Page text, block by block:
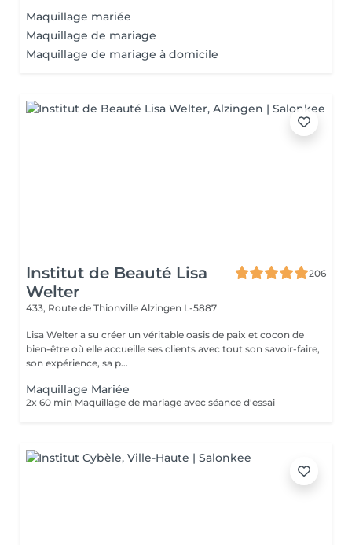
Maquillage mariée
Maquillage de mariage
Maquillage de mariage à domicile
Institut de Beauté Lisa
Welter
206
433, Route de Thionville Alzingen L-5887
Lisa Welter a su créer un véritable oasis de paix et cocon de
bien-être où elle accueille ses clients avec tout son savoir-faire,
son expérience, sa p...
Maquillage Mariée
2x 60 min Maquillage de mariage avec séance d'essai